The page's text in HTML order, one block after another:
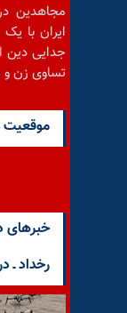
مجاهدین
ایران با
جدایی دین
تساوی زن و
موقعيت
خبرهای
رخداد